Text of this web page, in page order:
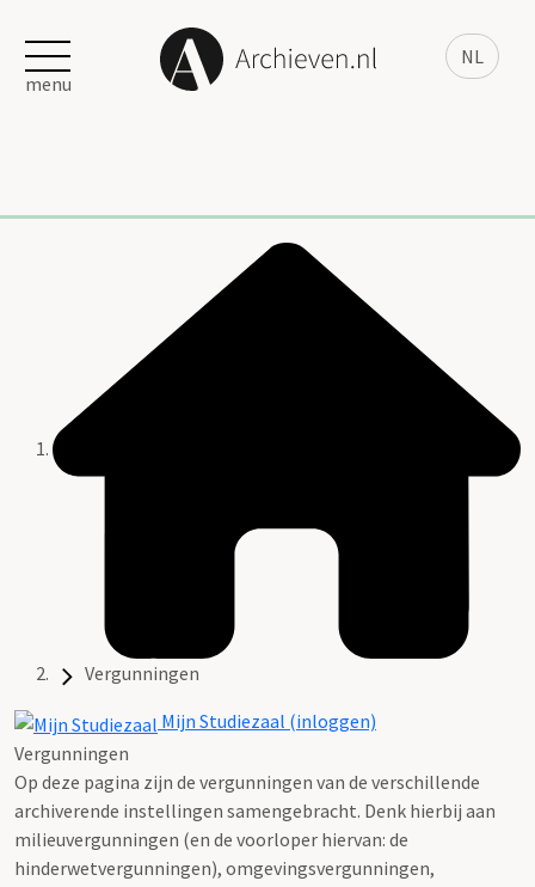
NL
menu
Vergunningen
Mijn Studiezaal (inloggen)
Vergunningen
Op deze pagina zijn de vergunningen van de verschillende
archiverende instellingen samengebracht. Denk hierbij aan
milieuvergunningen (en de voorloper hiervan: de
hinderwetvergunningen), omgevingsvergunningen,